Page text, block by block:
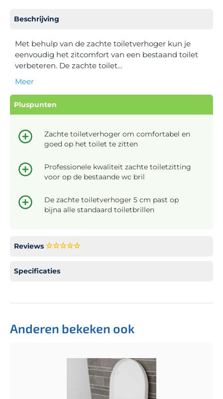
Beschrijving
Met behulp van de zachte toiletverhoger kun je
eenvoudig het zitcomfort van een bestaand toilet
verbeteren. De zachte toilet…
Meer
Pluspunten
Zachte toiletverhoger om comfortabel en
goed op het toilet te zitten
Professionele kwaliteit zachte toiletzitting
voor op de bestaande wc bril
De zachte toiletverhoger 5 cm past op
bijna alle standaard toiletbrillen
Reviews
Specificaties
Anderen bekeken ook